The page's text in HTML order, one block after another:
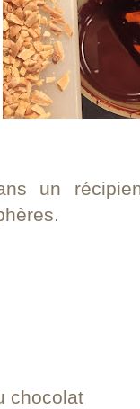
un
chocolat